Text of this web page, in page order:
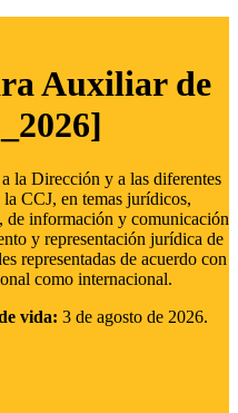
Auxiliar de
la Dirección y a las diferentes
CCJ, en temas jurídicos,
de información y comunicación
y representación jurídica de
representadas de acuerdo con
como internacional.
vida: 3 de agosto de 2026.